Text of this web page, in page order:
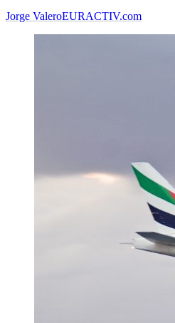
Jorge ValeroEURACTIV.com